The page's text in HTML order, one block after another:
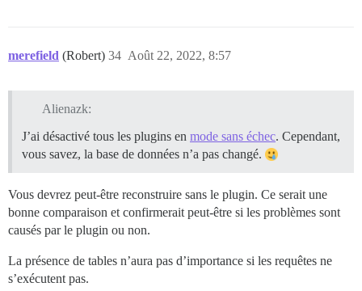
merefield (Robert) Août 22, 2022, 8:57
34
Alienazk:
J’ai désactivé tous les plugins en mode sans échec. Cependant,
vous savez, la base de données n’a pas changé.
Vous devrez peut-être reconstruire sans le plugin. Ce serait une
bonne comparaison et confirmerait peut-être si les problèmes sont
causés par le plugin ou non.
La présence de tables n’aura pas d’importance si les requêtes ne
s’exécutent pas.